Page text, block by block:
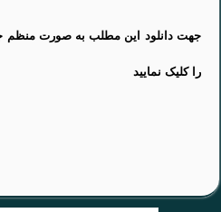
جهت دانلود این مطلب به صورت منظم
را کلیک نمایید